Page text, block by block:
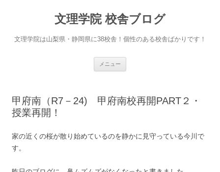
文理学院 校舎ブログ
文理学院は山梨県・静岡県に38校舎！個性のある校舎ばかりです！
メニュー
へ
ス
甲府南（R7－24) 甲府南校再開PART２・
授業再開！
家の近くの桜が散り始めているのを静かに見守っている今川で
す。